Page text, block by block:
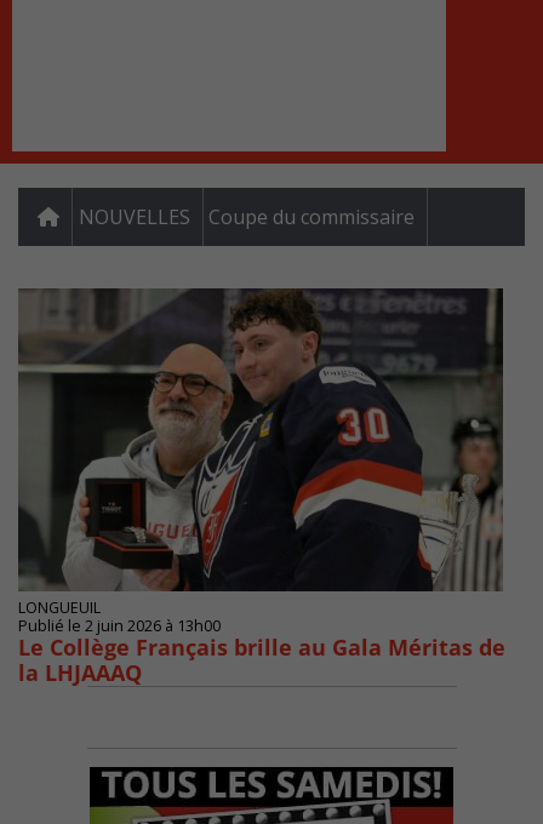
NOUVELLES Coupe du commissaire
LONGUEUIL
Publié le 2 juin 2026 à 13h00
Le Collège Français brille au Gala Méritas de
la LHJAAAQ